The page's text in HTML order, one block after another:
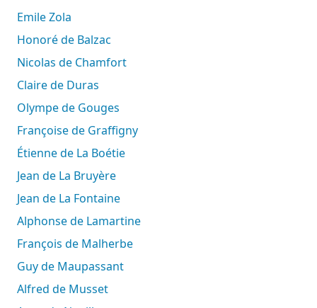
Emile Zola
Honoré de Balzac
Nicolas de Chamfort
Claire de Duras
Olympe de Gouges
Françoise de Graffigny
Étienne de La Boétie
Jean de La Bruyère
Jean de La Fontaine
Alphonse de Lamartine
François de Malherbe
Guy de Maupassant
Alfred de Musset